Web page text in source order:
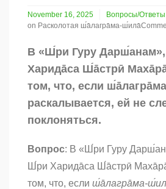
November 16, 2025
Вопросы/Ответы
on Расколотая ш́а̄лагра̄ма-ш́ила̄
В «Ш́ри Гуру
Харида̄сa Ш́а̄стрӣ
том, что, если
раскалывается, ей не
поклоняться.
Вопрос: В «Ш́ри Гуру
Ш́ри Харида̄сa Ш́а̄стрӣ
том, что, если ш́а̄лагра̄ма-